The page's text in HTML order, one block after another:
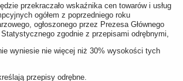
przekraczało wskaźnika cen towarów i usług
ogółem z poprzedniego roku
ogłoszonego przez Prezesa Głównego
Statystycznego zgodnie z przepisami odrębnymi,
wyniesie nie więcej niż 30% wysokości tych
przepisy odrębne.